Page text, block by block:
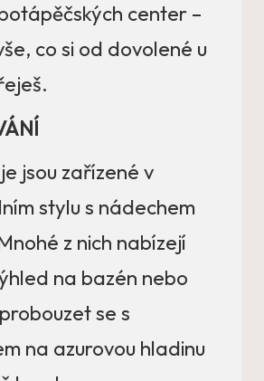
center –
co si od dovolené u
jsou zařízené v
stylu s nádechem
z nich nabízejí
na bazén nebo
se s
na azurovou hladinu